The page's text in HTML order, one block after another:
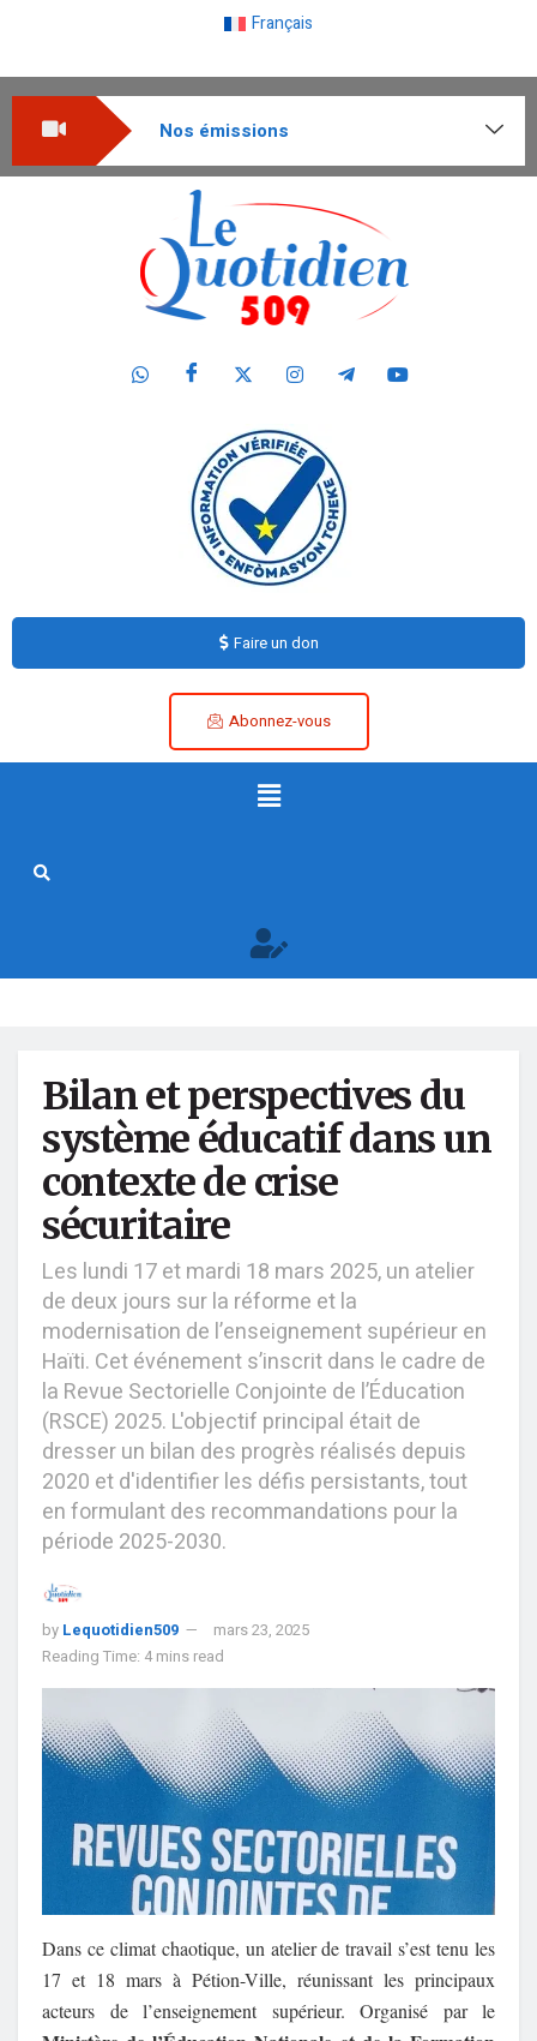
Français
Nos émissions
Faire un don
Abonnez-vous
Bilan et perspectives du
système éducatif dans un
contexte de crise
sécuritaire
Les lundi 17 et mardi 18 mars 2025, un atelier
de deux jours sur la réforme et la
modernisation de l’enseignement supérieur en
Haïti. Cet événement s’inscrit dans le cadre de
la Revue Sectorielle Conjointe de l’Éducation
(RSCE) 2025. L'objectif principal était de
dresser un bilan des progrès réalisés depuis
2020 et d'identifier les défis persistants, tout
en formulant des recommandations pour la
période 2025-2030.
by Lequotidien509
mars 23, 2025
Reading Time: 4 mins read
Dans ce climat chaotique, un atelier de travail s’est tenu les
17 et 18 mars à Pétion-Ville, réunissant les principaux
acteurs de l’enseignement supérieur. Organisé par le